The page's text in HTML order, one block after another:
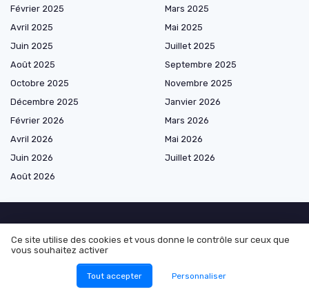
Février 2025
Mars 2025
Avril 2025
Mai 2025
Juin 2025
Juillet 2025
Août 2025
Septembre 2025
Octobre 2025
Novembre 2025
Décembre 2025
Janvier 2026
Février 2026
Mars 2026
Avril 2026
Mai 2026
Juin 2026
Juillet 2026
Août 2026
Shopping
Montres connectées par usage
Montres connectées par technologie
Ce site utilise des cookies et vous donne le contrôle sur ceux que
vous souhaitez activer
Tout accepter Personnaliser